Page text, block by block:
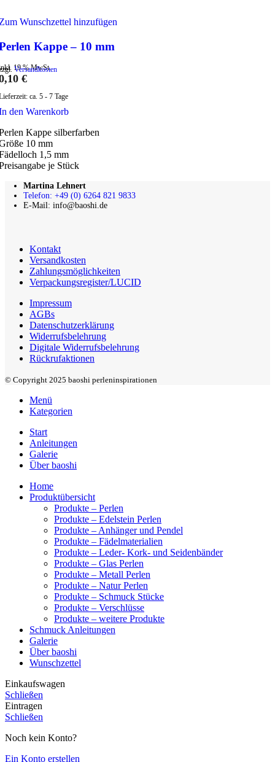
Wunschzettel hinzufügen
Kappe – 10 mm
19 % MwSt.
Versandkosten
€
ca. 5 - 7 Tage
den Warenkorb
Kappe silberfarben
10 mm
1,5 mm
je Stück
Martina Lehnert
Telefon: +49 (0) 6264 821 9833
E-Mail: info@baoshi.de
Kontakt
Versandkosten
Zahlungsmöglichkeiten
Verpackungsregister/LUCID
Impressum
AGBs
Datenschutzerklärung
Widerrufsbelehrung
Digitale Widerrufsbelehrung
Rückrufaktionen
© Copyright 2025 baoshi perleninspirationen
Menü
Kategorien
Start
Anleitungen
Galerie
Über baoshi
Home
Produktübersicht
Produkte – Perlen
Produkte – Edelstein Perlen
Produkte – Anhänger und Pendel
Produkte – Fädelmaterialien
Produkte – Leder- Kork- und Seidenbänder
Produkte – Glas Perlen
Produkte – Metall Perlen
Produkte – Natur Perlen
Produkte – Schmuck Stücke
Produkte – Verschlüsse
Produkte – weitere Produkte
Schmuck Anleitungen
Galerie
Über baoshi
Wunschzettel
Einkaufswagen
Schließen
Eintragen
Schließen
Noch kein Konto?
Ein Konto erstellen